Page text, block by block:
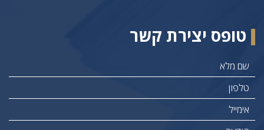
טופס יצירת קשר